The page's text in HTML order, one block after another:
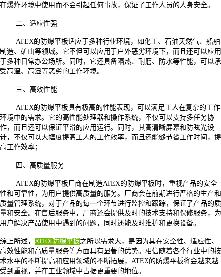
在爆炸环境中使用而不会引起任何事故，保证了工作人员的人身安全。
二、适应性强
ATEX的防爆平板适应于多种行业环境，如化工、石油天然气、船舶
制造、矿山等领域。它不但可以应用于户外恶劣环境下，而且还可以应用
于多种日常办公场所。同时，它还具备隔热、耐磨、防水等性能，可以承
受高温、高湿等恶劣的工作环境。
三、高效性能
ATEX的防爆平板具有极高的性能表现，可以满足工人在复杂的工作
环境中的需求。它的高性能处理器和操作系统，不仅可以支持多任务协
作，而且还可以保证平滑的应用运行。同时，其高清晰屏幕和防眩光设
计，不仅可以大幅度提高工人的工作效率，而且还能够节省工作时间，提
高工作效率；
四、高质量服务
ATEX的防爆平板厂商在制造ATEX的防爆平板时，重视产品的安全
性和可靠性，为用户提供高质量的服务。厂商会在前期进行严格的生产和
质量管理系统，对于产品的每一个环节进行监控和跟踪，保证了产品的质
量和安全。在售后服务中，厂商还会提供及时的技术支持和保修服务，为
用户解决产品使用中遇到的问题，同时还能及时维护和更换设备。
综上所述， ATEX防爆平板之所以需求大，是因为其在安全性、适应性、
高效性能和高质量服务等方面具有显著的优势。相信随着各个行业中的技
术水平的不断提高和应用领域的不断拓展， ATEX的防爆平板将会越来越
受到重视，并在工业领域中占据更重要的地位。